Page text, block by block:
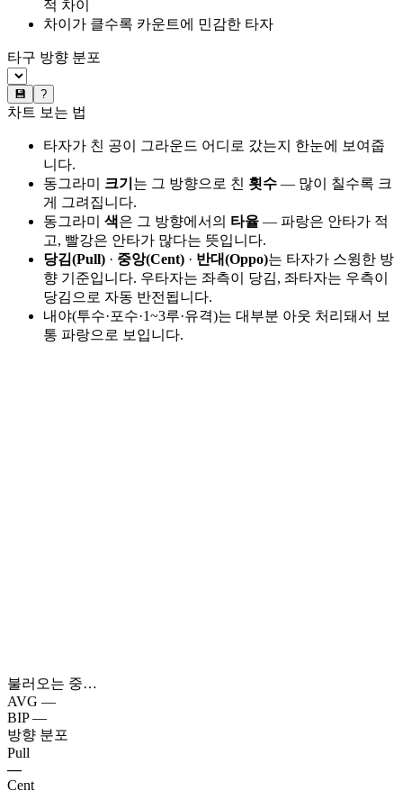
적 차이
차이가 클수록 카운트에 민감한 타자
타구 방향 분포
💾 ?
차트 보는 법
타자가 친 공이 그라운드 어디로 갔는지 한눈에 보여줍
니다.
동그라미 크기 는 그 방향으로 친 횟수 — 많이 칠수록 크
게 그려집니다.
동그라미 색은 그 방향에서의 타율 — 파랑은 안타가 적
고, 빨강은 안타가 많다는 뜻입니다.
당김(Pull) · 중앙(Cent) · 반대(Oppo)는 타자가 스윙한 방
향 기준입니다. 우타자는 좌측이 당김, 좌타자는 우측이
당김으로 자동 반전됩니다.
내야(투수·포수·1~3루·유격)는 대부분 아웃 처리돼서 보
통 파랑으로 보입니다.
불러오는 중…
AVG —
BIP —
방향 분포
Pull
—
Cent